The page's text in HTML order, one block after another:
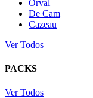
Orval
De Cam
Cazeau
Ver Todos
PACKS
Ver Todos